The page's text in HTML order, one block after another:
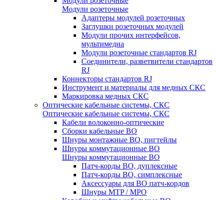
Модули розеточные
Адаптеры модулей розеточных
Заглушки розеточных модулей
Модули прочих интерфейсов,
мультимедиа
Модули розеточные стандартов RJ
Соединители, разветвители стандартов
RJ
Коннекторы стандартов RJ
Инструмент и материалы для медных СКС
Маркировка медных СКС
Оптические кабельные системы, СКС
Оптические кабельные системы, СКС
Кабели волоконно-оптические
Сборки кабельные ВО
Шнуры монтажные ВО, пигтейлы
Шнуры коммутационные ВО
Шнуры коммутационные ВО
Патч-корды ВО, дуплексные
Патч-корды ВО, симплексные
Аксессуары для ВО патч-кордов
Шнуры MTP / MPO